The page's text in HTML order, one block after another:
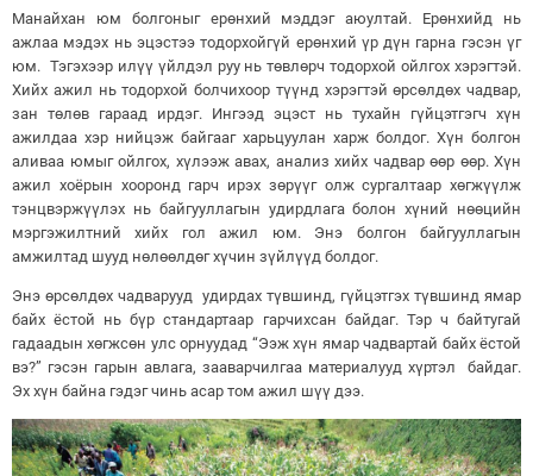
Манайхан юм болгоныг ерөнхий мэддэг аюултай. Ерөнхийд нь
ажлаа мэдэх нь эцэстээ тодорхойгүй ерөнхий үр дүн гарна гэсэн үг
юм. Тэгэхээр илүү үйлдэл руу нь төвлөрч тодорхой ойлгох хэрэгтэй.
Хийх ажил нь тодорхой болчихоор түүнд хэрэгтэй өрсөлдөх чадвар,
зан төлөв гараад ирдэг. Ингээд эцэст нь тухайн гүйцэтгэгч хүн
ажилдаа хэр нийцэж байгааг харьцуулан харж болдог. Хүн болгон
аливаа юмыг ойлгох, хүлээж авах, анализ хийх чадвар өөр өөр. Хүн
ажил хоёрын хооронд гарч ирэх зөрүүг олж сургалтаар хөгжүүлж
тэнцвэржүүлэх нь байгууллагын удирдлага болон хүний нөөцийн
мэргэжилтний хийх гол ажил юм. Энэ болгон байгууллагын
амжилтад шууд нөлөөлдөг хүчин зүйлүүд болдог.
Энэ өрсөлдөх чадварууд удирдах түвшинд, гүйцэтгэх түвшинд ямар
байх ёстой нь бүр стандартаар гарчихсан байдаг. Тэр ч байтугай
гадаадын хөгжсөн улс орнуудад “Ээж хүн ямар чадвартай байх ёстой
вэ?” гэсэн гарын авлага, зааварчилгаа материалууд хүртэл байдаг.
Эх хүн байна гэдэг чинь асар том ажил шүү дээ.